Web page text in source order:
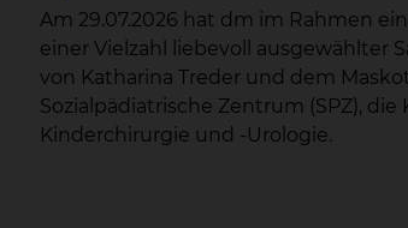
Am 29.07.2026 hat dm im Rahmen
einer Vielzahl liebevoll ausgewählter
von Katharina Treder und dem
Sozialpädiatrische Zentrum (SPZ),
Kinderchirurgie und -Urologie.